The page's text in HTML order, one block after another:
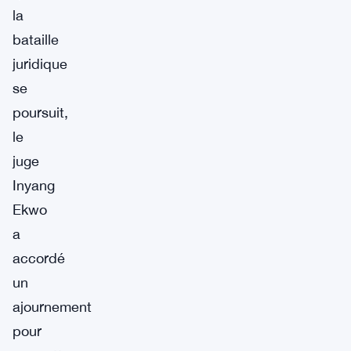
la
bataille
juridique
se
poursuit,
le
juge
Inyang
Ekwo
a
accordé
un
ajournement
pour